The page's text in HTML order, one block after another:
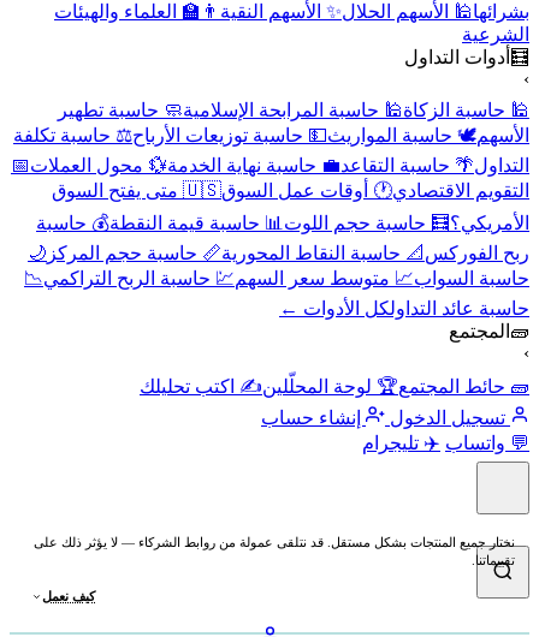
بشرائها🕌 الأسهم الحلال ✨ الأسهم النقية👨‍🏫 العلماء والهيئات
الشرعية
🧮أدوات التداول
🕌 حاسبة الزكاة🕌 حاسبة المرابحة الإسلامية🧼 حاسبة تطهير
الأسهم🕊️ حاسبة المواريث💵 حاسبة توزيعات الأرباح⚖️ حاسبة تكلفة
التداول 🌴 حاسبة التقاعد💼 حاسبة نهاية الخدمة💱 محول العملات📅
التقويم الاقتصادي🕐 أوقات عمل السوق
🇺🇸 متى يفتح السوق
الأمريكي؟🧮 حاسبة حجم اللوت📊 حاسبة قيمة النقطة💰 حاسبة
ربح الفوركس 📐 حاسبة النقاط المحورية📏 حاسبة حجم المركز 🌙
حاسبة السواب📈 متوسط سعر السهم💹 حاسبة الربح التراكمي 📉
حاسبة عائد التداولكل الأدوات ←
🧱المجتمع
🧱 حائط المجتمع🏆 لوحة المحلّلين✍️ اكتب تحليلك
تسجيل الدخول
إنشاء حساب
💬 واتساب ✈️ تليجرام
نختار جميع المنتجات بشكل مستقل. قد نتلقى عمولة من روابط الشركاء — لا يؤثر ذلك على
تقييماتنا.
كيف نعمل